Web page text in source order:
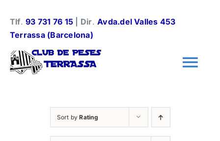
content
Tlf.93 731 76 15 | Dir. Avda.del Valles 453
Terrassa (Barcelona)
Sort byRating